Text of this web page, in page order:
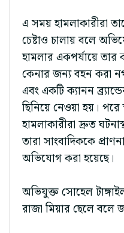
এ সময় হামলাকারীরা
চেষ্টাও চালায় বলে
হামলার একপর্যায়ে
কেনার জন্য বহন করা
এবং একটি ক্যানন
ছিনিয়ে নেওয়া হয়।
হামলাকারীরা দ্রুত
তারা সাংবাদিককে
অভিযোগ করা হয়েছে।
অভিযুক্ত সোহেল
রাজা মিয়ার ছেলে বলে